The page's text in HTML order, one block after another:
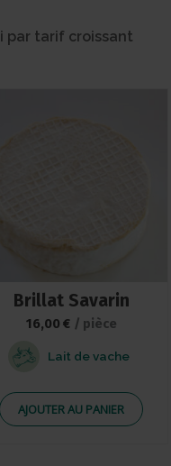
Brillat Savarin
16,00 € / pièce
Lait de vache
AJOUTER AU PANIER